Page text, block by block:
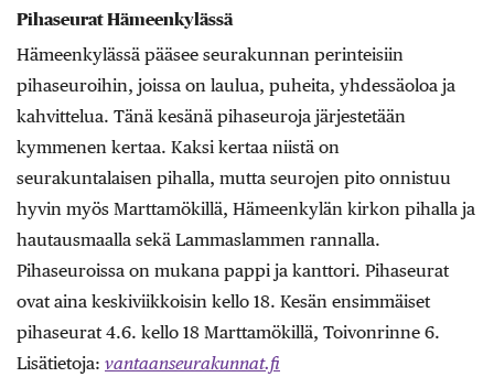
Pihaseurat Hämeenkylässä
Hämeenkylässä pääsee seurakunnan perinteisiin
pihaseuroihin, joissa on laulua, puheita, yhdessäoloa ja
kahvittelua. Tänä kesänä pihaseuroja järjestetään
kymmenen kertaa. Kaksi kertaa niistä on
seurakuntalaisen pihalla, mutta seurojen pito onnistuu
hyvin myös Marttamökillä, Hämeenkylän kirkon pihalla ja
hautausmaalla sekä Lammaslammen rannalla.
Pihaseuroissa on mukana pappi ja kanttori. Pihaseurat
ovat aina keskiviikkoisin kello 18. Kesän ensimmäiset
pihaseurat 4.6. kello 18 Marttamökillä, Toivonrinne 6.
Lisätietoja: vantaanseurakunnat.fi